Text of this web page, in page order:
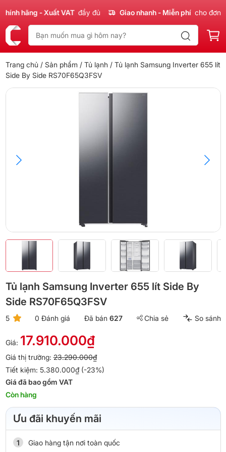
hãng - Xuất VAT đầy đủ Giao nhanh - Miễn phí cho đơn
Trang chủ / Sản phẩm / Tủ lạnh / Tủ lạnh Samsung Inverter 655 lít
Side By Side RS70F65Q3FSV
Tủ lạnh Samsung Inverter 655 lít Side By
Side RS70F65Q3FSV
5 0 Đánh giá Đã bán 627 Chia sẻ So sánh
Giá: 17.910.000₫
Giá thị trường:23.290.000₫
Tiết kiệm: 5.380.000₫ (-23%)
Giá đã bao gồm VAT
Còn hàng
Ưu đãi khuyến mãi
Giao hàng tận nơi toàn quốc